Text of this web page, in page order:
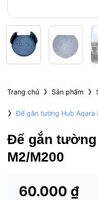
Trang chủ › Sản phẩm ›
›Đế gắn tường Hub Aqara
Đế gắn
M2/M200
60.000 ₫